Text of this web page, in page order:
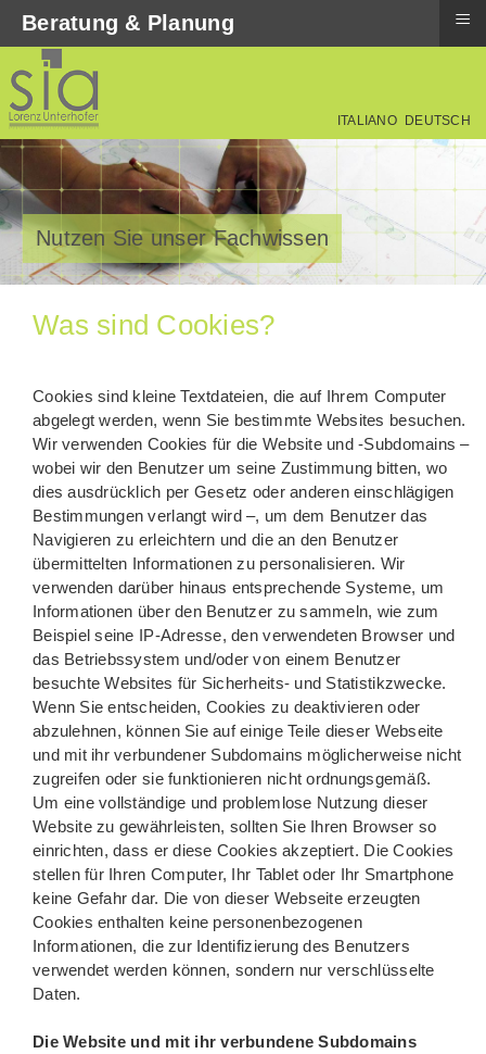
Nutzen Sie unser Fachwissen
ITALIANO DEUTSCH
Was sind Cookies?
Cookies sind kleine Textdateien, die auf Ihrem Computer
abgelegt werden, wenn Sie bestimmte Websites besuchen.
Wir verwenden Cookies für die Website und -Subdomains –
wobei wir den Benutzer um seine Zustimmung bitten, wo
dies ausdrücklich per Gesetz oder anderen einschlägigen
Bestimmungen verlangt wird –, um dem Benutzer das
Navigieren zu erleichtern und die an den Benutzer
übermittelten Informationen zu personalisieren. Wir
verwenden darüber hinaus entsprechende Systeme, um
Informationen über den Benutzer zu sammeln, wie zum
Beispiel seine IP-Adresse, den verwendeten Browser und
das Betriebssystem und/oder von einem Benutzer
besuchte Websites für Sicherheits- und Statistikzwecke.
Wenn Sie entscheiden, Cookies zu deaktivieren oder
abzulehnen, können Sie auf einige Teile dieser Webseite
und mit ihr verbundener Subdomains möglicherweise nicht
zugreifen oder sie funktionieren nicht ordnungsgemäß.
Um eine vollständige und problemlose Nutzung dieser
Website zu gewährleisten, sollten Sie Ihren Browser so
einrichten, dass er diese Cookies akzeptiert. Die Cookies
stellen für Ihren Computer, Ihr Tablet oder Ihr Smartphone
keine Gefahr dar. Die von dieser Webseite erzeugten
Cookies enthalten keine personenbezogenen
Informationen, die zur Identifizierung des Benutzers
verwendet werden können, sondern nur verschlüsselte
Daten.
Die Website und mit ihr verbundene Subdomains
Beratung & Planung ≡